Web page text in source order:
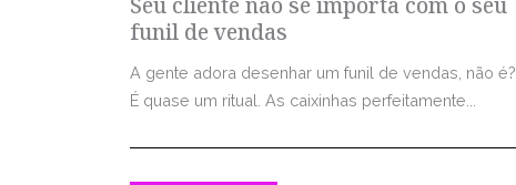
funil de vendas
A gente adora desenhar um funil de vendas, não é?
É quase um ritual. As caixinhas perfeitamente...